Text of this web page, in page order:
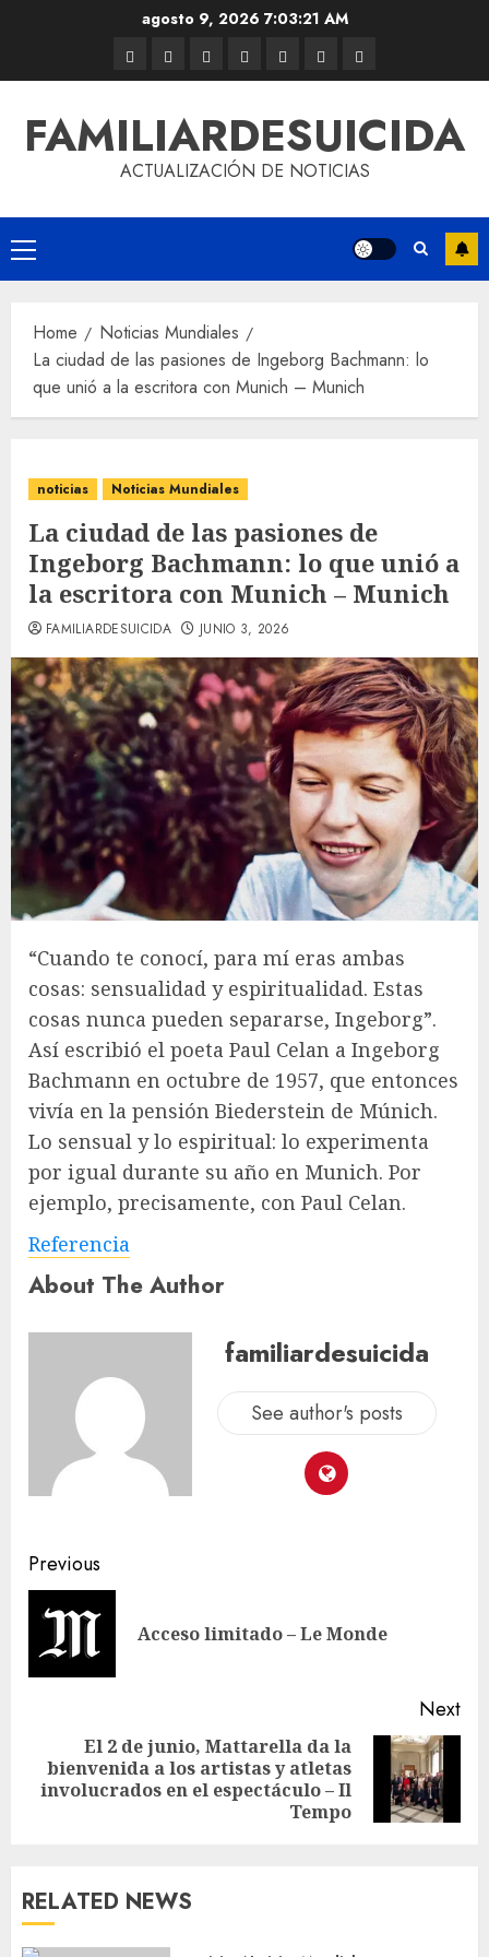
agosto 9, 2026 7:03:21 AM
FAMILIARDESUICIDA
ACTUALIZACIÓN DE NOTICIAS
Home
Noticias Mundiales
La ciudad de las pasiones de Ingeborg Bachmann: lo
que unió a la escritora con Munich – Munich
noticias Noticias Mundiales
La ciudad de las pasiones de
Ingeborg Bachmann: lo que unió a
la escritora con Munich – Munich
FAMILIARDESUICIDA JUNIO 3, 2026
“Cuando te conocí, para mí eras ambas
cosas: sensualidad y espiritualidad. Estas
cosas nunca pueden separarse, Ingeborg”.
Así escribió el poeta Paul Celan a Ingeborg
Bachmann en octubre de 1957, que entonces
vivía en la pensión Biederstein de Múnich.
Lo sensual y lo espiritual: lo experimenta
por igual durante su año en Munich. Por
ejemplo, precisamente, con Paul Celan.
Referencia
About The Author
familiardesuicida
See author's posts
Previous
Acceso limitado – Le Monde
Next
El 2 de junio, Mattarella da la
bienvenida a los artistas y atletas
involucrados en el espectáculo – Il
Tempo
RELATED NEWS